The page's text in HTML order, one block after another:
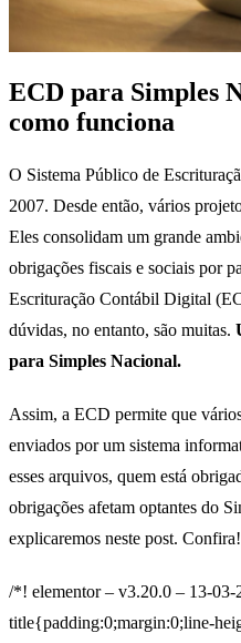
ECD para Simples
como funciona
O Sistema Público de
2007. Desde então, vários
Eles consolidam um grande
obrigações fiscais e sociais por
Escrituração Contábil Digital
dúvidas, no entanto, são muitas.
para Simples Nacional.
Assim, a ECD permite que
enviados por um sistema
esses arquivos, quem está
obrigações afetam optantes do
explicaremos neste post. Confira!
/*! elementor – v3.20.0 – 13-
title{padding:0;margin:0;line-